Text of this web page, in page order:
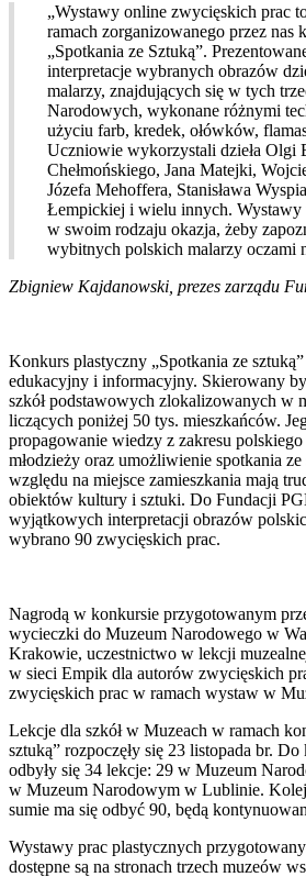
„Wystawy online zwycięskich prac
ramach zorganizowanego przez nas
„Spotkania ze Sztuką”.
interpretacje wybranych obrazów
malarzy, znajdujących się w tych
Narodowych, wykonane różnymi
użyciu farb, kredek, ołówków,
Uczniowie wykorzystali dzieła Olgi
Chełmońskiego, Jana Matejki,
Józefa Mehoffera, Stanisława
Łempickiej i wielu innych. Wystawy
w swoim rodzaju okazja, żeby
wybitnych polskich malarzy oczami
Zbigniew Kajdanowski, prezes zarządu
Konkurs plastyczny „Spotkania ze sztuką”
edukacyjny i informacyjny. Skierowany
szkół podstawowych zlokalizowanych w
liczących poniżej 50 tys. mieszkańców.
propagowanie wiedzy z zakresu
młodzieży oraz umożliwienie spotkania
względu na miejsce zamieszkania mają
obiektów kultury i sztuki. Do Fundacji
wyjątkowych interpretacji obrazów
wybrano 90 zwycięskich prac.
Nagrodą w konkursie przygotowanym
wycieczki do Muzeum Narodowego w
Krakowie, uczestnictwo w lekcji
w sieci Empik dla autorów zwycięskich
zwycięskich prac w ramach wystaw w
Lekcje dla szkół w Muzeach w ramach
sztuką” rozpoczęły się 23 listopada br.
odbyły się 34 lekcje: 29 w Muzeum
w Muzeum Narodowym w Lublinie.
sumie ma się odbyć 90, będą
Wystawy prac plastycznych
dostępne są na stronach trzech muzeów